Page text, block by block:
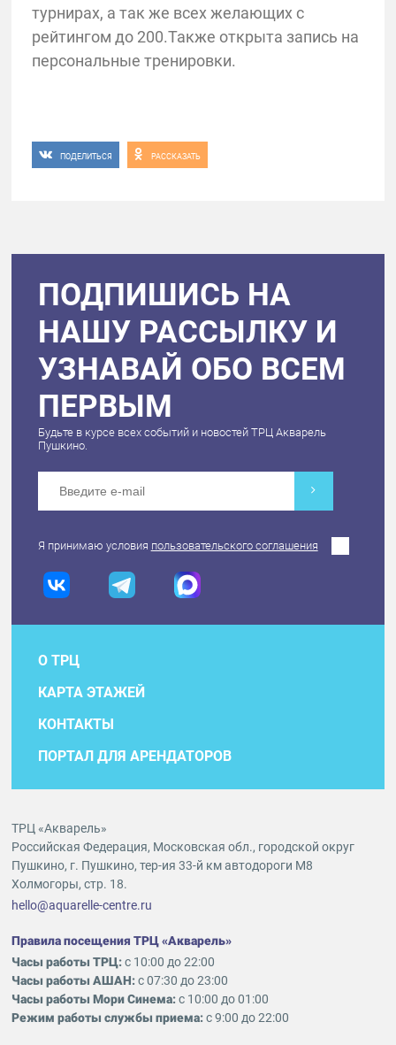
турнирах, а так же всех желающих с
рейтингом до 200.Также открыта запись на
персональные тренировки.
ПОДЕЛИТЬСЯ РАССКАЗАТЬ
ПОДПИШИСЬ НА
НАШУ РАССЫЛКУ И
УЗНАВАЙ ОБО ВСЕМ
ПЕРВЫМ
Будьте в курсе всех событий и новостей ТРЦ Акварель
Пушкино.
Я принимаю условия пользовательского соглашения
О ТРЦ
КАРТА ЭТАЖЕЙ
КОНТАКТЫ
ПОРТАЛ ДЛЯ АРЕНДАТОРОВ
ТРЦ «Акварель»
Российская Федерация, Московская обл., городской округ
Пушкино, г. Пушкино, тер-ия 33-й км автодороги М8
Холмогоры, стр. 18.
hello@aquarelle-centre.ru
Правила посещения ТРЦ «Акварель»
Часы работы ТРЦ:с 10:00 до 22:00
Часы работы АШАН:с 07:30 до 23:00
Часы работы Мори Синема:с 10:00 до 01:00
Режим работы службы приема:с 9:00 до 22:00